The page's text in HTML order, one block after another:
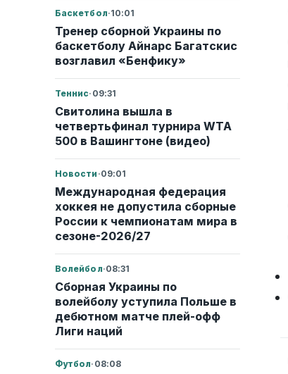
Баскетбол·10:01
Тренер сборной Украины по
баскетболу Айнарс Багатскис
возглавил «Бенфику»
Теннис· 09:31
Свитолина вышла в
четвертьфинал турнира WTA
500 в Вашингтоне (видео)
Новости ·09:01
Международная федерация
хоккея не допустила сборные
России к чемпионатам мира в
сезоне-2026/27
Волейбол·08:31
Сборная Украины по
волейболу уступила Польше в
дебютном матче плей-офф
Лиги наций
Футбол· 08:08